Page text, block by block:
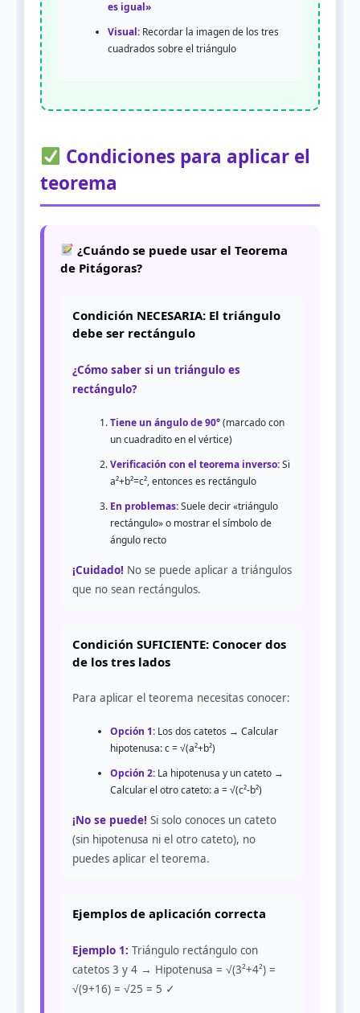
es igual»
Visual: Recordar la imagen de los tres
cuadrados sobre el triángulo
Condiciones para aplicar el
teorema
¿Cuándo se puede usar el Teorema
de Pitágoras?
Condición NECESARIA: El triángulo
debe ser rectángulo
¿Cómo saber si un triángulo es
rectángulo?
Tiene un ángulo de 90°(marcado con
un cuadradito en el vértice)
Verificación con el teorema inverso:Si
a²+b²=c², entonces es rectángulo
En problemas:Suele decir «triángulo
rectángulo» o mostrar el símbolo de
ángulo recto
¡Cuidado! No se puede aplicar a triángulos
que no sean rectángulos.
Condición SUFICIENTE: Conocer dos
de los tres lados
Para aplicar el teorema necesitas conocer:
Opción 1: Los dos catetos → Calcular
hipotenusa: c = √(a²+b²)
Opción 2: La hipotenusa y un cateto →
Calcular el otro cateto: a = √(c²-b²)
¡No se puede! Si solo conoces un cateto
(sin hipotenusa ni el otro cateto), no
puedes aplicar el teorema.
Ejemplos de aplicación correcta
Ejemplo 1: Triángulo rectángulo con
catetos 3 y 4 → Hipotenusa = √(3²+4²) =
√(9+16) = √25 = 5 ✓